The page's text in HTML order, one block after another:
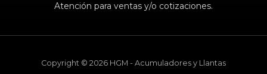
Atención para ventas y/o cotizaciones.
Copyright © 2026 HGM - Acumuladores y Llantas